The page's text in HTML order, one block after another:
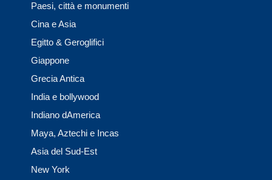
Paesi, città e monumenti
Cina e Asia
Egitto & Geroglifici
Giappone
Grecia Antica
India e bollywood
Indiano dAmerica
Maya, Aztechi e Incas
Asia del Sud-Est
New York